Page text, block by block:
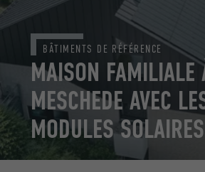
MAISON FAMILIALE
MESCHEDE AVEC
MODULES
BÂTIMENTS DE RÉFÉRENCE